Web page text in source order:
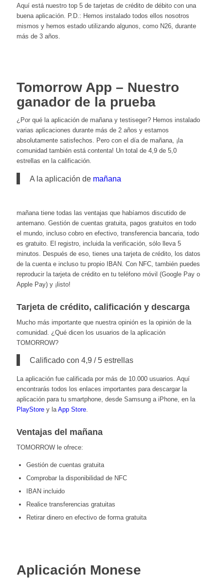
Aquí está nuestro top 5 de tarjetas de crédito de débito con una
buena aplicación. P.D.: Hemos instalado todos ellos nosotros
mismos y hemos estado utilizando algunos, como N26, durante
más de 3 años.
Tomorrow App – Nuestro
ganador de la prueba
¿Por qué la aplicación de mañana y testiseger? Hemos instalado
varias aplicaciones durante más de 2 años y estamos
absolutamente satisfechos. Pero con el día de mañana, ¡la
comunidad también está contenta! Un total de 4,9 de 5,0
estrellas en la calificación.
A la aplicación de mañana
mañana tiene todas las ventajas que habíamos discutido de
antemano. Gestión de cuentas gratuita, pagos gratuitos en todo
el mundo, incluso cobro en efectivo, transferencia bancaria, todo
es gratuito. El registro, incluida la verificación, sólo lleva 5
minutos. Después de eso, tienes una tarjeta de crédito, los datos
de la cuenta e incluso tu propio IBAN. Con NFC, también puedes
reproducir la tarjeta de crédito en tu teléfono móvil (Google Pay o
Apple Pay) y ¡listo!
Tarjeta de crédito, calificación y descarga
Mucho más importante que nuestra opinión es la opinión de la
comunidad. ¿Qué dicen los usuarios de la aplicación
TOMORROW?
Calificado con 4,9 / 5 estrellas
La aplicación fue calificada por más de 10.000 usuarios. Aquí
encontrarás todos los enlaces importantes para descargar la
aplicación para tu smartphone, desde Samsung a iPhone, en la
PlayStorey laApp Store.
Ventajas del mañana
TOMORROW le ofrece:
Gestión de cuentas gratuita
Comprobar la disponibilidad de NFC
IBAN incluido
Realice transferencias gratuitas
Retirar dinero en efectivo de forma gratuita
Aplicación Monese